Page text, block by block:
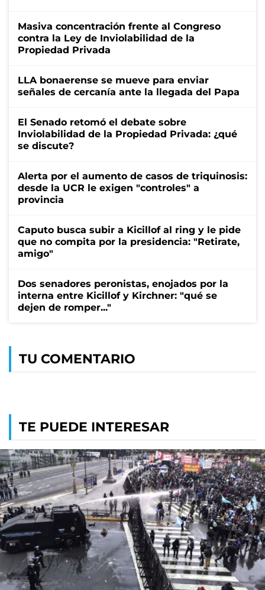
Masiva concentración frente al Congreso
contra la Ley de Inviolabilidad de la
Propiedad Privada
LLA bonaerense se mueve para enviar
señales de cercanía ante la llegada del Papa
El Senado retomó el debate sobre
Inviolabilidad de la Propiedad Privada: ¿qué
se discute?
Alerta por el aumento de casos de triquinosis:
desde la UCR le exigen "controles" a
provincia
Caputo busca subir a Kicillof al ring y le pide
que no compita por la presidencia: "Retirate,
amigo"
Dos senadores peronistas, enojados por la
interna entre Kicillof y Kirchner: "qué se
dejen de romper..."
TU COMENTARIO
TE PUEDE INTERESAR